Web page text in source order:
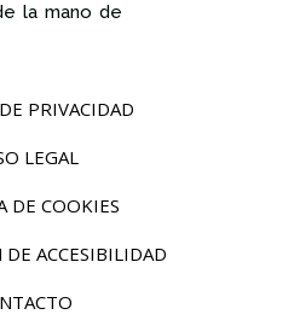
la mano de
PRIVACIDAD
LEGAL
DE COOKIES
DE ACCESIBILIDAD